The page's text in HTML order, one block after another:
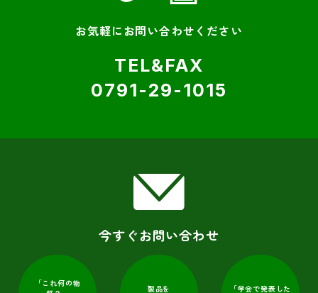
お気軽にお問い合わせください
TEL&FAX
0791-29-1015
今すぐお問い合わせ
「これ何の物 製品を 「学会で発表した